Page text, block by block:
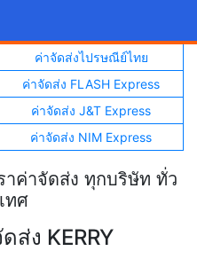
ค่าจัดส่งไปรษณีย์ไทย
ค่าจัดส่ง FLASH Express
ค่าจัดส่ง J&T Express
ค่าจัดส่ง NIM Express
าค่าจัดส่ง ทุกบริษัท ทั่ว
ทศ
ส่ง KERRY